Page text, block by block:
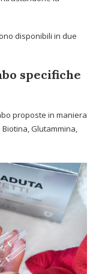
disponibili in due
specifiche
proposte in maniera
Glutammina,